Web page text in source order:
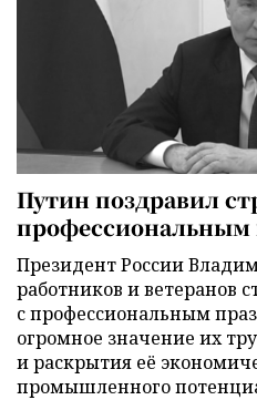
Путин поздравил
профессиональным
Президент России
работников и ветеранов
с профессиональным
огромное значение их
и раскрытия её
промышленного